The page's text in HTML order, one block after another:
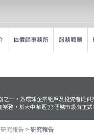
研究報告> 研究報告